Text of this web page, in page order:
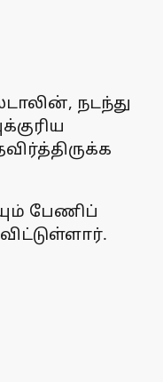
நடந்து
பேணிப்